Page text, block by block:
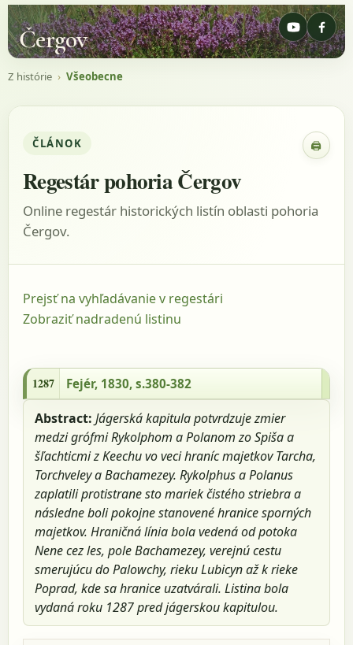
Čergov
Z histórie › Všeobecne
ČLÁNOK 🖨
Regestár pohoria Čergov
Online regestár historických listín oblasti pohoria
Čergov.
Prejsť na vyhľadávanie v regestári
Zobraziť nadradenú listinu
1287 Fejér, 1830, s.380-382
Abstract: Jágerská kapitula potvrdzuje zmier
medzi grófmi Rykolphom a Polanom zo Spiša a
šľachticmi z Keechu vo veci hraníc majetkov Tarcha,
Torchveley a Bachamezey. Rykolphus a Polanus
zaplatili protistrane sto mariek čistého striebra a
následne boli pokojne stanovené hranice sporných
majetkov. Hraničná línia bola vedená od potoka
Nene cez les, pole Bachamezey, verejnú cestu
smerujúcu do Palowchy, rieku Lubicyn až k rieke
Poprad, kde sa hranice uzatvárali. Listina bola
vydaná roku 1287 pred jágerskou kapitulou.